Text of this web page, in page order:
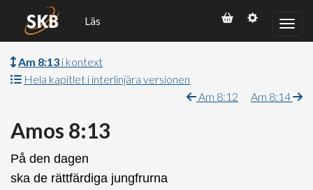
Läs
Am 8:13 i kontext
Hela kapitlet i interlinjära versionen
Am 8:12
Am 8:14
Amos 8:13
På den dagen
ska de rättfärdiga jungfrurna